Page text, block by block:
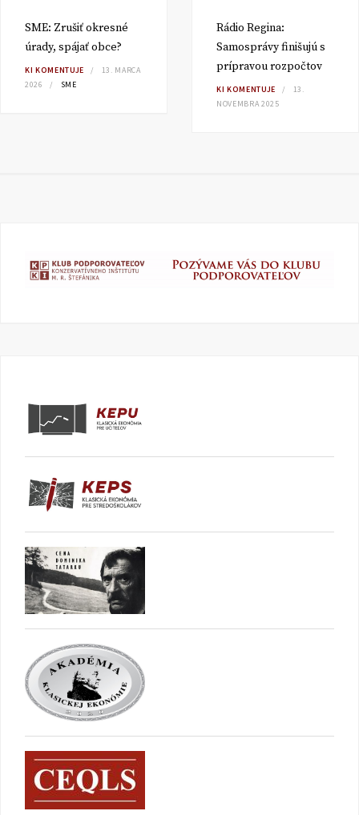
SME: Zrušiť okresné
úrady, spájať obce?
KI KOMENTUJE
13. MARCA
2026
SME
Rádio Regina:
Samosprávy finišujú s
prípravou rozpočtov
KI KOMENTUJE
13.
NOVEMBRA 2025